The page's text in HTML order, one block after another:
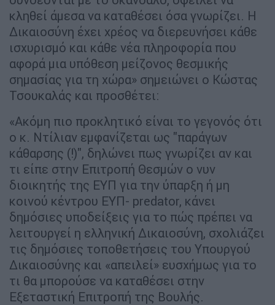
κληθεί άμεσα να καταθέσει όσα γνωρίζει. Η
Δικαιοσύνη έχει χρέος να διερευνήσει κάθε
ισχυρισμό και κάθε νέα πληροφορία που
αφορά μια υπόθεση μείζονος θεσμικής
σημασίας για τη χώρα» σημειώνει ο Κώστας
Τσουκαλάς και προσθέτει:
«Ακόμη πιο προκλητικό είναι το γεγονός ότι
ο κ. Ντίλιαν εμφανίζεται ως "παράγων
κάθαρσης (!)", δηλώνει πως γνωρίζει αν και
τι είπε στην Επιτροπή Θεσμών ο νυν
διοικητής της ΕΥΠ για την ύπαρξη ή μη
κοινού κέντρου ΕΥΠ- predator, κάνει
δημόσιες υποδείξεις για το πώς πρέπει να
λειτουργεί η ελληνική Δικαιοσύνη, σχολιάζει
τις δημόσιες τοποθετήσεις του Υπουργού
Δικαιοσύνης και «απειλεί» ευσχήμως για το
τι θα μπορούσε να καταθέσει στην
Εξεταστική Επιτροπή της Βουλής.